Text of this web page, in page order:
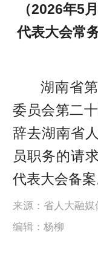
（2026年5
代表大会常
湖南省
委员会第二
辞去湖南省
员职务的请
代表大会备案
来源：省人大融媒
编辑：杨柳